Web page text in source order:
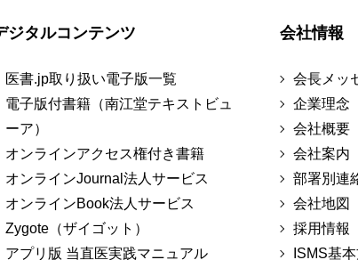
ジタルコンテンツ
医書.jp取り扱い電子版一覧
電子版付書籍（南江堂テキストビュ
ーア）
オンラインアクセス権付き書籍
オンラインJournal法人サービス
オンラインBook法人サービス
Zygote（ザイゴット）
アプリ版 当直医実践マニュアル
会社情報
会長メッ
企業理念
会社概要
会社案内
部署別連
会社地図
採用情報
ISMS基